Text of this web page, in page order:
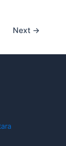
Next →